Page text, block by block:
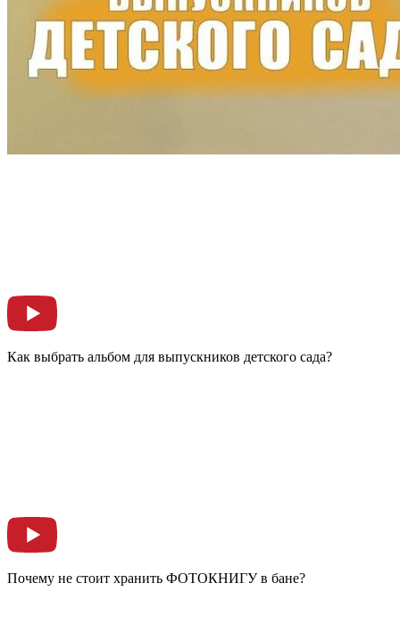
Как выбрать альбом для выпускников детского сада?
Почему не стоит хранить ФОТОКНИГУ в бане?